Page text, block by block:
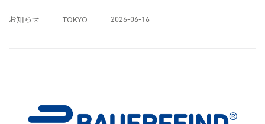
お知らせ TOKYO 2026-06-16